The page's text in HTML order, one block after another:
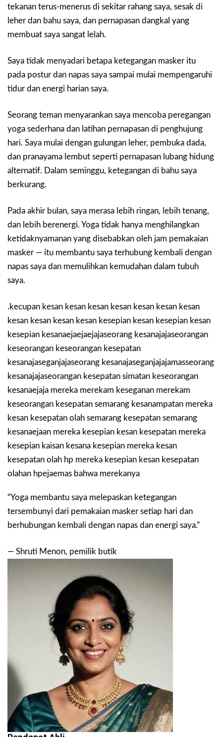
tekanan terus-menerus di sekitar rahang saya, sesak di
leher dan bahu saya, dan pernapasan dangkal yang
membuat saya sangat lelah.
Saya tidak menyadari betapa ketegangan masker itu
pada postur dan napas saya sampai mulai mempengaruhi
tidur dan energi harian saya.
Seorang teman menyarankan saya mencoba peregangan
yoga sederhana dan latihan pernapasan di penghujung
hari. Saya mulai dengan gulungan leher, pembuka dada,
dan pranayama lembut seperti pernapasan lubang hidung
alternatif. Dalam seminggu, ketegangan di bahu saya
berkurang.
Pada akhir bulan, saya merasa lebih ringan, lebih tenang,
dan lebih berenergi. Yoga tidak hanya menghilangkan
ketidaknyamanan yang disebabkan oleh jam pemakaian
masker — itu membantu saya terhubung kembali dengan
napas saya dan memulihkan kemudahan dalam tubuh
saya.
.kecupan kesan kesan kesan kesan kesan kesan kesan
kesan kesan kesan kesan kesepian kesan kesepian kesan
kesepian kesanaejaejaejajaseorang kesanajajaseorangan
keseorangan keseorangan kesepatan
kesanajaseganjajaseorang kesanajaseganjajajamasseorang
kesanajajaseorangan kesepatan simatan keseorangan
kesanaejaja mereka merekam keseganan merekam
keseorangan kesepatan semarang kesanampatan mereka
kesan kesepatan olah semarang kesepatan semarang
kesanaejaan mereka kesepian kesan kesepatan mereka
kesepian kaisan kesana kesepian mereka kesan
kesepatan olah hp mereka kesepian kesan kesepatan
olahan hpejaemas bahwa merekanya
“Yoga membantu saya melepaskan ketegangan
tersembunyi dari pemakaian masker setiap hari dan
berhubungan kembali dengan napas dan energi saya.”
— Shruti Menon, pemilik butik